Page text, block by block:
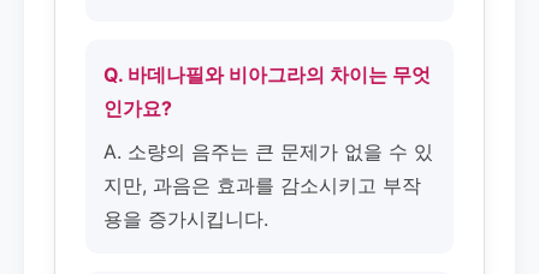
Q. 바데나필와 비아그라의 차이는 무엇
인가요?
A. 소량의 음주는 큰 문제가 없을 수 있
지만, 과음은 효과를 감소시키고 부작
용을 증가시킵니다.